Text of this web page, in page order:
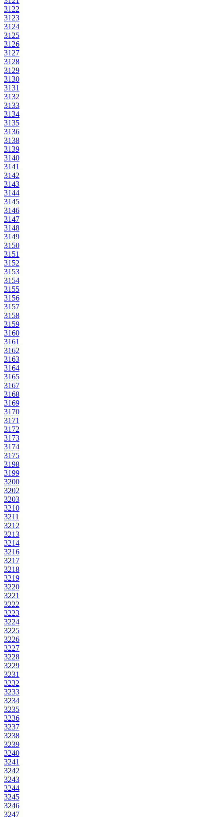
3122
3123
3124
3125
3126
3127
3128
3129
3130
3131
3132
3133
3134
3135
3136
3138
3139
3140
3141
3142
3143
3144
3145
3146
3147
3148
3149
3150
3151
3152
3153
3154
3155
3156
3157
3158
3159
3160
3161
3162
3163
3164
3165
3167
3168
3169
3170
3171
3172
3173
3174
3175
3198
3199
3200
3202
3203
3210
3211
3212
3213
3214
3216
3217
3218
3219
3220
3221
3222
3223
3224
3225
3226
3227
3228
3229
3231
3232
3233
3234
3235
3236
3237
3238
3239
3240
3241
3242
3243
3244
3245
3246
3247